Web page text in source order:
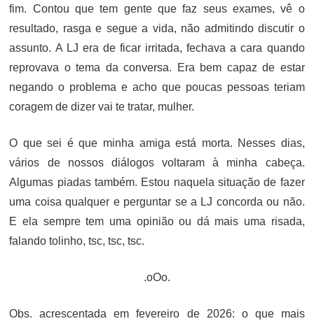
fim. Contou que tem gente que faz seus exames, vê o
resultado, rasga e segue a vida, não admitindo discutir o
assunto. A LJ era de ficar irritada, fechava a cara quando
reprovava o tema da conversa. Era bem capaz de estar
negando o problema e acho que poucas pessoas teriam
coragem de dizer vai te tratar, mulher.
O que sei é que minha amiga está morta. Nesses dias,
vários de nossos diálogos voltaram à minha cabeça.
Algumas piadas também. Estou naquela situação de fazer
uma coisa qualquer e perguntar se a LJ concorda ou não.
E ela sempre tem uma opinião ou dá mais uma risada,
falando tolinho, tsc, tsc, tsc.
.oOo.
Obs. acrescentada em fevereiro de 2026: o que mais